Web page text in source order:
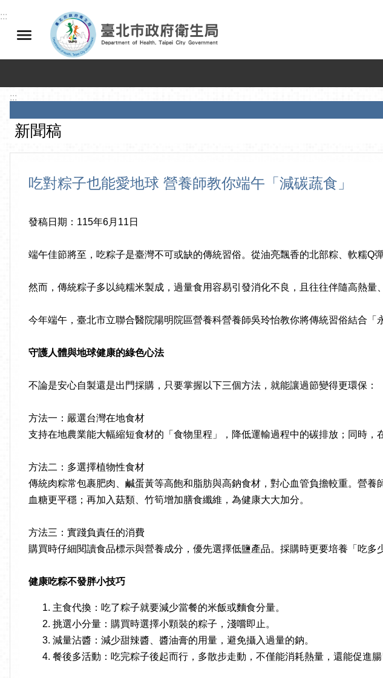
跳到主要內容區塊
:::
:::
新聞稿
吃對粽子也能愛地球 營養師教你端午「減碳蔬食」
發稿日期：115年6月11日
端午佳節將至，吃粽子是臺灣不可或缺的傳統習俗。從油亮飄香的北部粽、軟糯Q
然而，傳統粽子多以純糯米製成，過量食用容易引發消化不良，且往往伴隨高熱
今年端午，臺北市立聯合醫院陽明院區營養科營養師吳玲怡教你將傳統習俗結合
守護人體與地球健康的綠色心法
不論是安心自製還是出門採購，只要掌握以下三個方法，就能讓過節變得更環保：
方法一：嚴選台灣在地食材
支持在地農業能大幅縮短食材的「食物里程」，降低運輸過程中的碳排放；同時
方法二：多選擇植物性食材
傳統肉粽常包裹肥肉、鹹蛋黃等高飽和脂肪與高鈉食材，對心血管負擔較重。營
血糖更平穩；再加入菇類、竹筍增加膳食纖維，為健康大大加分。
方法三：實踐負責任的消費
購買時仔細閱讀食品標示與營養成分，優先選擇低鹽產品。採購時更要培養「吃
健康吃粽不發胖小技巧
主食代換：吃了粽子就要減少當餐的米飯或麵食分量。
挑選小分量：購買時選擇小顆裝的粽子，淺嚐即止。
減量沾醬：減少甜辣醬、醬油膏的用量，避免攝入過量的鈉。
餐後多活動：吃完粽子後起而行，多散步走動，不僅能消耗熱量，還能促進腸